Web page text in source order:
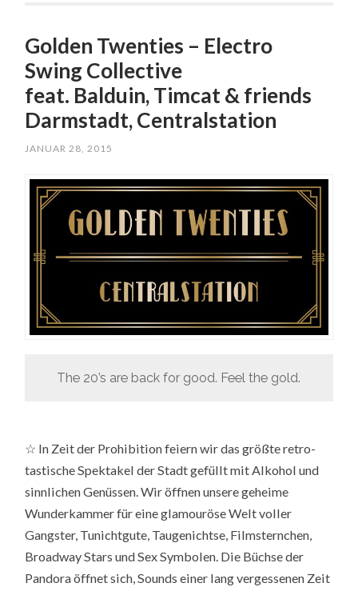
Golden Twenties – Electro
Swing Collective
feat. Balduin, Timcat & friends
Darmstadt, Centralstation
JANUAR 28, 2015
The 20’s are back for good. Feel the gold.
☆ In Zeit der Prohibition feiern wir das größte retro-
tastische Spektakel der Stadt gefüllt mit Alkohol und
sinnlichen Genüssen. Wir öffnen unsere geheime
Wunderkammer für eine glamouröse Welt voller
Gangster, Tunichtgute, Taugenichtse, Filmsternchen,
Broadway Stars und Sex Symbolen. Die Büchse der
Pandora öffnet sich, Sounds einer lang vergessenen Zeit